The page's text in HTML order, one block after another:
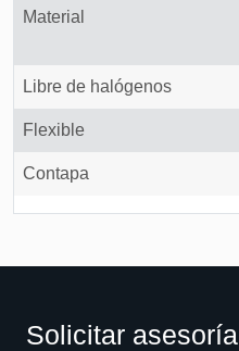
Material
Libre de halógenos
Flexible
Contapa
Solicitar asesoría